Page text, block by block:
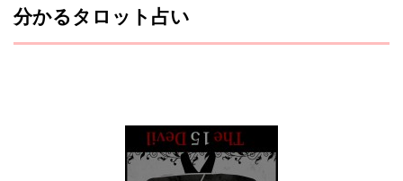
分かるタロット占い